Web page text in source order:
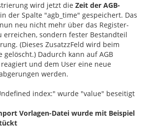
wird jetzt die Zeit der AGB-
in der Spalte "agb_time" gespeichert. Das
neu nicht mehr über das Register-
erreichen, sondern fester Bestandteil
(Dieses ZusatzzFeld wird beim
gelöscht.) Dadurch kann auf AGB
und dem User eine neue
werden.
index:" wurde "value" beseitigt
Vorlagen-Datei wurde mit Beispiel